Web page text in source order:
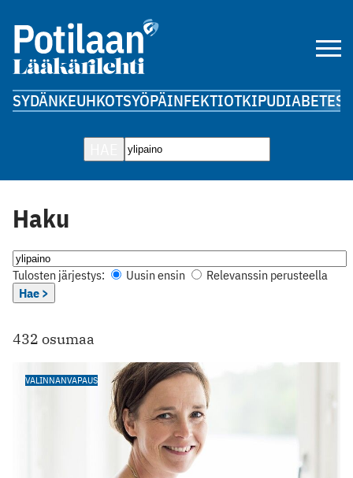
SYDÄNKEUHKOTSYÖPÄINFEKTIOTKIPUDIABETES
Haku
Tulosten järjestys: Uusin ensin
Relevanssin perusteella
Hae >
432 osumaa
VALINNANVAPAUS